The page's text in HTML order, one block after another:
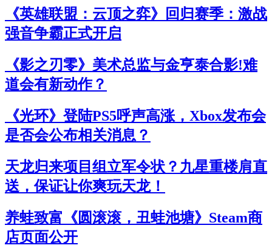
《英雄联盟：云顶之弈》回归赛季：激战
强音争霸正式开启
《影之刃零》美术总监与金亨泰合影!难
道会有新动作？
《光环》登陆PS5呼声高涨，Xbox发布会
是否会公布相关消息？
天龙归来项目组立军令状？九星重楼肩直
送，保证让你爽玩天龙！
养蛙致富《圆滚滚，丑蛙池塘》Steam商
店页面公开